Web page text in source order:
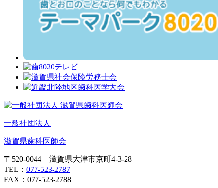
一般社団法人
滋賀県歯科医師会
〒520-0044 滋賀県大津市京町4-3-28
TEL： 077-523-2787
FAX：077-523-2788